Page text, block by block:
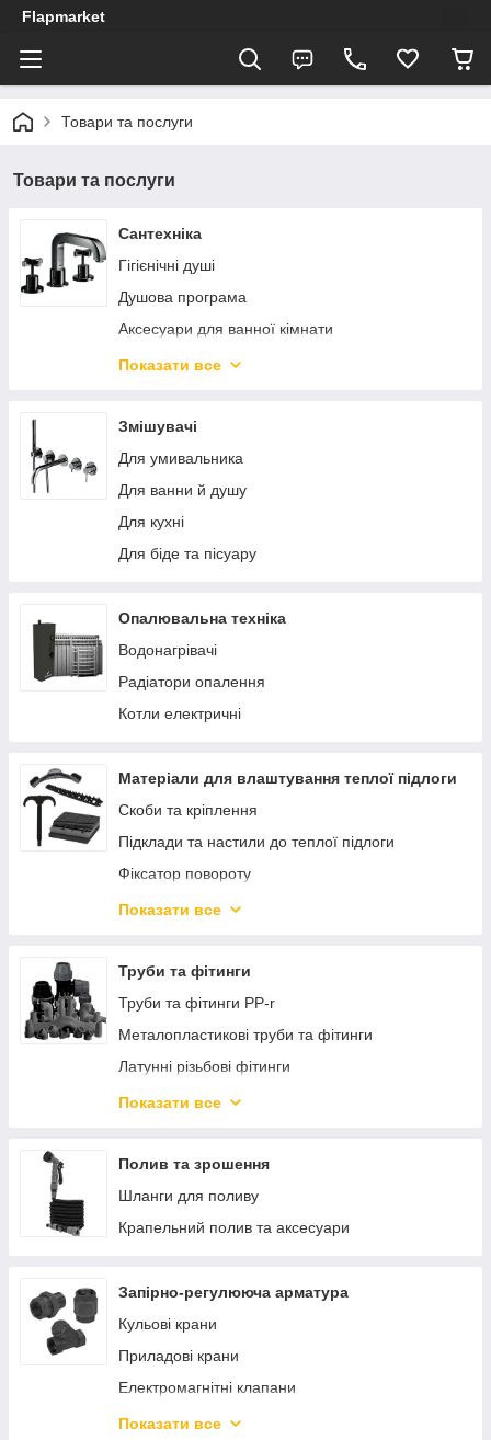
Flapmarket
Товари та послуги
Товари та послуги
Сантехніка
Гігієнічні душі
Душова програма
Аксесуари для ванної кімнати
Кухонні мийки
Сидіння та кріплення для унітазів
Інсталяції і комплектуючі
Сифони та донні клапани
Арматура наповнення
Показати все
Змішувачі
Для умивальника
Для ванни й душу
Для кухні
Для біде та пісуару
Опалювальна техніка
Водонагрівачі
Радіатори опалення
Котли електричні
Матеріали для влаштування теплої підлоги
Скоби та кріплення
Підклади та настили до теплої підлоги
Фіксатор повороту
Труби для теплої підлоги
Шафи розподільні
Змішувальні вузли та клапани
Комплектующие для коллекторных систем
Показати все
Труби та фітинги
Труби та фітинги PP-r
Металопластикові труби та фітинги
Латунні різьбові фітинги
Хомути для кріплення труб
ПЕ труби та фітинги
Показати все
Полив та зрошення
Шланги для поливу
Крапельний полив та аксесуари
Запірно-регулююча арматура
Кульові крани
Приладові крани
Електромагнітні клапани
Редуктори (регулятори) тиску води
Показати все